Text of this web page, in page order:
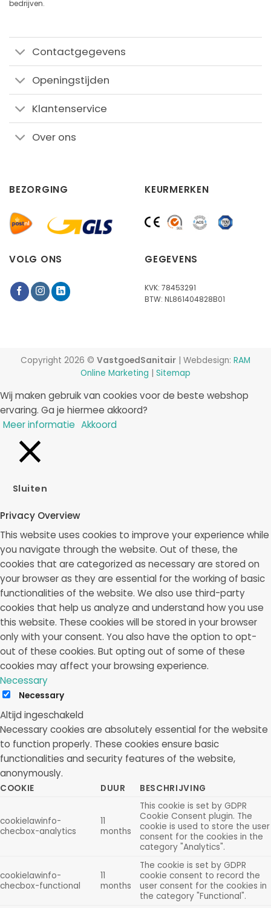
bedrijven.
Contactgegevens
Openingstijden
Klantenservice
Over ons
BEZORGING KEURMERKEN
VOLG ONS GEGEVENS
KVK: 78453291
BTW: NL861404828B01
Copyright 2026 © VastgoedSanitair | Webdesign: RAM
Online Marketing
Sitemap
Wij maken gebruik van cookies voor de beste webshop
ervaring. Ga je hiermee akkoord?
Meer informatie Akkoord
Sluiten
Privacy Overview
This website uses cookies to improve your experience while
you navigate through the website. Out of these, the
cookies that are categorized as necessary are stored on
your browser as they are essential for the working of basic
functionalities of the website. We also use third-party
cookies that help us analyze and understand how you use
this website. These cookies will be stored in your browser
only with your consent. You also have the option to opt-
out of these cookies. But opting out of some of these
cookies may affect your browsing experience.
Necessary
Necessary
Altijd ingeschakeld
Necessary cookies are absolutely essential for the website
to function properly. These cookies ensure basic
functionalities and security features of the website,
anonymously.
COOKIE DUUR BESCHRIJVING
cookielawinfo-
checbox-analytics
11
months
This cookie is set by GDPR
Cookie Consent plugin. The
cookie is used to store the user
consent for the cookies in the
category "Analytics".
cookielawinfo-
checbox-functional
11
months
The cookie is set by GDPR
cookie consent to record the
user consent for the cookies in
the category "Functional".